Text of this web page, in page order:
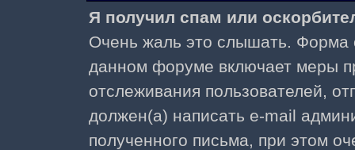
Я получил спам или
Очень жаль это слышать. Форма
данном форуме включает меры
отслеживания пользователей,
должен(а) написать e-mail
полученного письма, при этом